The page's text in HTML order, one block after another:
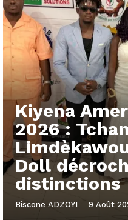
Kiyena
2026 :
Doll
distinctions
Biscone ADZOYI - 9 Août